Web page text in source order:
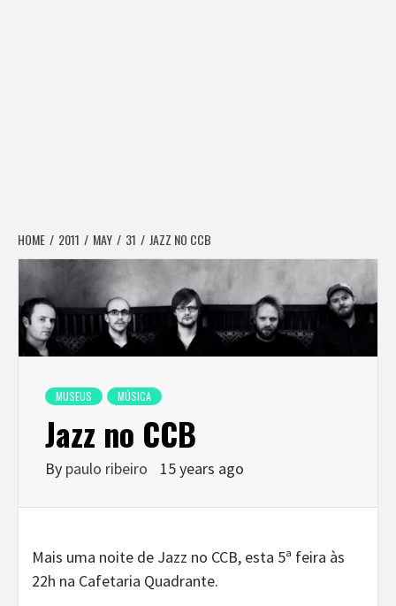
HOME 2011 MAY 31 JAZZ NO CCB
MUSEUS MÚSICA
Jazz no CCB
By paulo ribeiro 15 years ago
Mais uma noite de Jazz no CCB, esta 5ª feira às
22h na Cafetaria Quadrante.